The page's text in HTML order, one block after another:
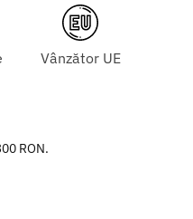
Vânzător UE
RON.